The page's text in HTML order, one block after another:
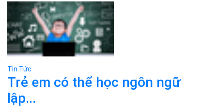
26-10-2020
Tin Tức
Công nghệ bỏ phiếu tại Mỹ thay
đổi...